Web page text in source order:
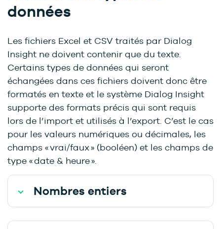
données
Les fichiers Excel et CSV traités par Dialog
Insight ne doivent contenir que du texte.
Certains types de données qui seront
échangées dans ces fichiers doivent donc être
formatés en texte et le système Dialog Insight
supporte des formats précis qui sont requis
lors de l’import et utilisés à l’export. C’est le cas
pour les valeurs numériques ou décimales, les
champs « vrai/faux » (booléen) et les champs de
type « date & heure ».
Nombres entiers